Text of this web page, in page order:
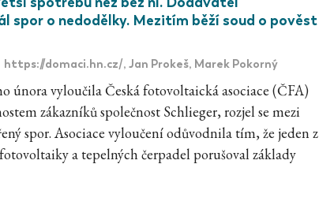
spor o nedodělky. Mezitím běží soud o pověst
https://domaci.hn.cz/, Jan Prokeš, Marek Pokorný
února vyloučila Česká fotovoltaická asociace (ČFA)
zákazníků společnost Schlieger, rozjel se mezi
spor. Asociace vyloučení odůvodnila tím, že jeden z
a tepelných čerpadel porušoval základy